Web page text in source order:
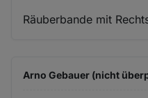
Räuberbande mit
Arno Gebauer (nicht